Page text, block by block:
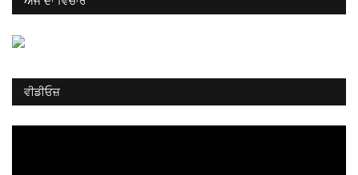
ਵੀਡੀਓਜ਼